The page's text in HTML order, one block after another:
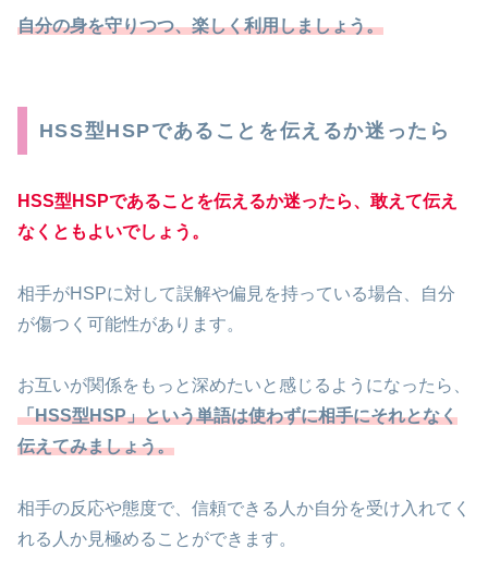
自分の身を守りつつ、楽しく利用しましょう。
HSS型HSPであることを伝えるか迷ったら
HSS型HSPであることを伝えるか迷ったら、敢えて伝え
なくともよいでしょう。
相手がHSPに対して誤解や偏見を持っている場合、自分
が傷つく可能性があります。
お互いが関係をもっと深めたいと感じるようになったら、
「HSS型HSP」という単語は使わずに相手にそれとなく
伝えてみましょう。
相手の反応や態度で、信頼できる人か自分を受け入れてく
れる人か見極めることができます。